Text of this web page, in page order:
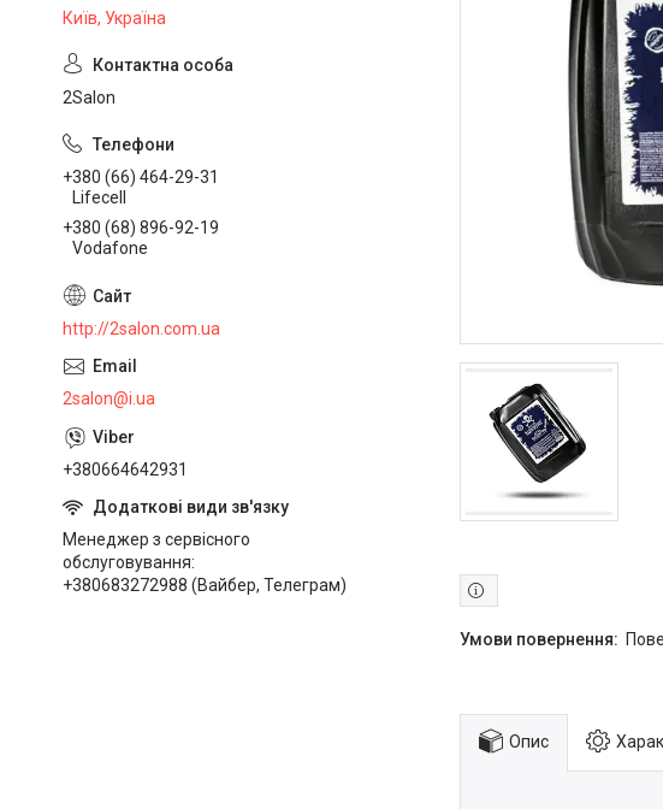
Опис
Київ, Україна
2Salon
+380 (66) 464-29-31
Lifecell
+380 (68) 896-92-19
Vodafone
http://2salon.com.ua
2salon@i.ua
+380664642931
Менеджер з сервісного
обслуговування
+380683272988 (Вайбер, Телеграм)